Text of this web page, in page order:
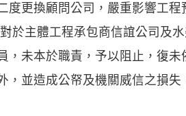
度更換顧問公司，嚴重影響工程
於主體工程承包商信誼公司及
，未本於職責，予以阻止，復
，並造成公帑及機關威信之損